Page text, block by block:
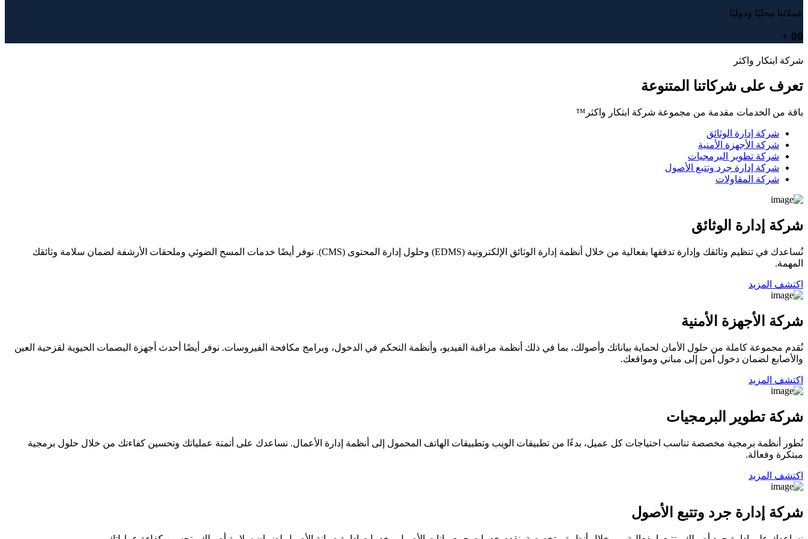
عملائنا محليًا ودوليًا
00
+
شركة ابتكار واكثر
تعرف على شركاتنا المتنوعة
باقة من الخدمات مقدمة من مجموعة شركة ابتكار واكثر™
شركة إدارة الوثائق
شركة الأجهزة الأمنية
شركة تطوير البرمجيات
شركة إدارة جرد وتتبع الأصول
شركة المقاولات
شركة إدارة الوثائق
نُساعدك في تنظيم وثائقك وإدارة تدفقها بفعالية من خلال أنظمة إدارة الوثائق الإلكترونية (EDMS) وحلول إدارة المحتوى (CMS). نوفر أيضًا خدمات المسح الضوئي وملحقات الأرشفة لضمان سلامة وثائقك
المهمة.
اكتشف المزيد
شركة الأجهزة الأمنية
نُقدم مجموعة كاملة من حلول الأمان لحماية بياناتك وأصولك، بما في ذلك أنظمة مراقبة الفيديو، وأنظمة التحكم في الدخول، وبرامج مكافحة الفيروسات. نوفر أيضًا أحدث أجهزة البصمات الحيوية لقزحية العين
والأصابع لضمان دخول آمن إلى مباني ومواقعك.
اكتشف المزيد
شركة تطوير البرمجيات
نُطور أنظمة برمجية مخصصة تناسب احتياجات كل عميل، بدءًا من تطبيقات الويب وتطبيقات الهاتف المحمول إلى أنظمة إدارة الأعمال. نساعدك على أتمتة عملياتك وتحسين كفاءتك من خلال حلول برمجية
مبتكرة وفعالة.
اكتشف المزيد
شركة إدارة جرد وتتبع الأصول